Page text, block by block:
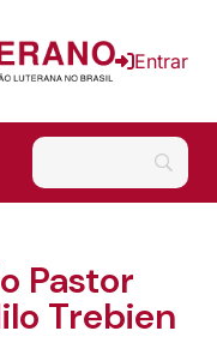
Entrar
Pastor
Trebien